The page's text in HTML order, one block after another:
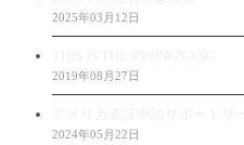
2025年03月12日
2019年08月27日
2024年05月22日